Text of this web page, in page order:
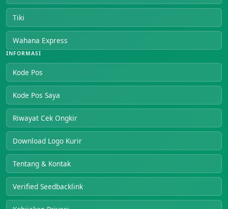
Tiki
Wahana Express
INFORMASI
Kode Pos
Kode Pos Saya
Riwayat Cek Ongkir
Download Logo Kurir
Tentang & Kontak
Verified Seedbacklink